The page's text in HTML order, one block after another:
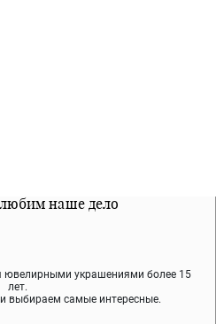
наше дело
ювелирными украшениями более 15
лет.
выбираем самые интересные.
гипоалергенны
ювелирный сплав), которое не
— это исключает аллергию.
покупкой
украшения, выбирайте те,
заберёт курьер.